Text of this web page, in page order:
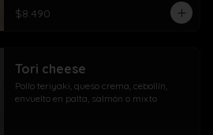
$8.490
Tori cheese
Pollo teriyaki, queso crema, cebollín,
envuelto en palta, salmón o mixto